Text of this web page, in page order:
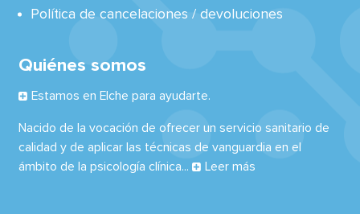
Política de cancelaciones / devoluciones
Quiénes somos
Estamos en Elche para ayudarte.
Nacido de la vocación de ofrecer un servicio sanitario de
calidad y de aplicar las técnicas de vanguardia en el
ámbito de la psicología clínica...
Leer más